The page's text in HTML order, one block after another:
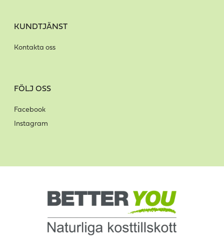
KUNDTJÄNST
Kontakta oss
FÖLJ OSS
Facebook
Instagram